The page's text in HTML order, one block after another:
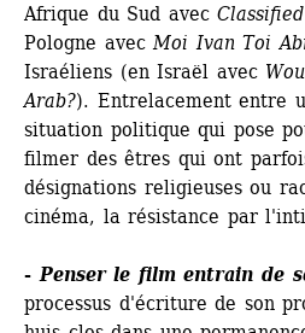
Afrique du Sud avec
Pologne avec Moi Ivan Toi
Israéliens (en Israël avec
Arab?). Entrelacement entre
situation politique qui pose
filmer des êtres qui ont
désignations religieuses ou
cinéma, la résistance par
- Penser le film entrain de
processus d'écriture de son